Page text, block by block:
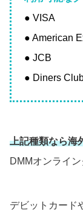
● VISA
● American
● JCB
● Diners
上記種類なら海
DMMオンライン
デビットカード